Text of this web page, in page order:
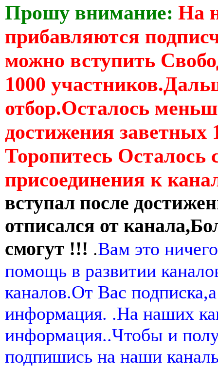
Прошу внимание: На
прибавляются
можно вступить
1000
отбор.Осталось
достижения заветных
Торопитесь Осталось
присоединения к
вступал после
отписался от
смогут !!! .Вам это
помощь в развитии
каналов.От Вас
информация. .На наших
информация..Чтобы и
подпишись на наши